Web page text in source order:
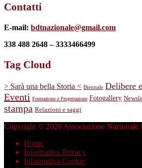
Contatti
E-mail: bdtnazionale@gmail.com
338 488 2648 – 3333466499
Tag Cloud
> Sarà una bella Storia < Biennale Delibere
Eventi Formazione e Progettazione Fotogallery
stampa Relazioni e saggi
Copyright © 2026 Associazione Nazionale
Home
Informativa Privacy
Informativa Cookie